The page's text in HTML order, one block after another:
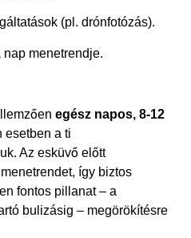
(pl. drónfotózás).
menetrendje.
egész napos, 8-12
esetben a ti
Az esküvő előtt
így biztos
fontos pillanat – a
bulizásig – megörökítésre